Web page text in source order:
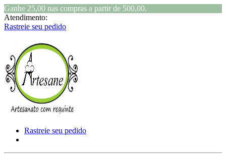
Ganhe 25,00 nas compras a partir de 500,00.
Atendimento:
Rastreie seu pedido
Rastreie seu pedido